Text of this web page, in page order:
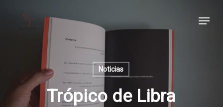
Menu
Noticias
Trópico de Libra